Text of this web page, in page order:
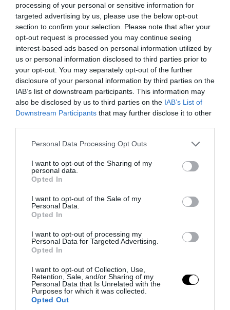
processing of your personal or sensitive information for
targeted advertising by us, please use the below opt-out
section to confirm your selection. Please note that after your
opt-out request is processed you may continue seeing
interest-based ads based on personal information utilized by
us or personal information disclosed to third parties prior to
your opt-out. You may separately opt-out of the further
disclosure of your personal information by third parties on the
IAB’s list of downstream participants. This information may
also be disclosed by us to third parties on the IAB’s List of
Downstream Participants that may further disclose it to other
Please note that this website/app uses one or more Google
not limited to your visit or usage behaviour. You may click to
grant or deny consent to Google and its third-party tags to
use your data for below specified purposes in below Google
consent section.
Personal Data Processing Opt Outs
I want to opt-out of the Sharing of my
personal data.
Opted In
I want to opt-out of the Sale of my
Personal Data.
Opted In
I want to opt-out of processing my
Personal Data for Targeted Advertising.
Opted In
I want to opt-out of Collection, Use,
Retention, Sale, and/or Sharing of my
Personal Data that Is Unrelated with the
Purposes for which it was collected.
Opted Out
Σοκ στην Κρήτη: Ημίγυμνος τουρίστας
πλησιάζει γυναίκα σε επιχείρηση και
ζητά «τιμή» για ανήλικο κορίτσι! (βίντεο)
07.08.2026 | 18:35
PRONEWS.GR /ΕΣΩΤΕΡΙΚΗ ΑΣΦΑΛΕΙΑ
Χειροπέδες σε 35χρονο στο Μαρούσι:
Μαζί με δύο άλλα άτομα «έσπρωχνε»
ναρκωτικά σε προαύλιο σχολείου
(φωτο)
07.08.2026 | 16:41